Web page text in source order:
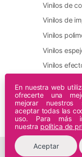
Vinilos de
Vinilos de
Vinilos
Vinilos
Vinilos
Plotters
Plotters de
© 2026
En nuestra web
ofrecerte una
mejorar nuestros
aceptar todas las
uso. Para más
nuestra política de
Aceptar